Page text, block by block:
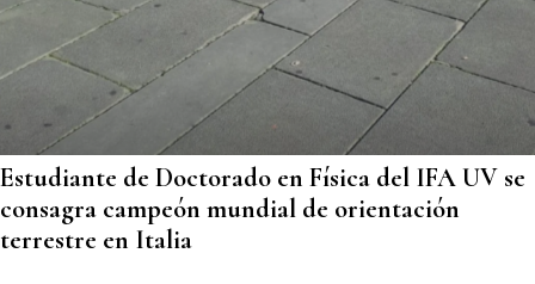
Estudiante de Doctorado en Física del IFA UV se
consagra campeón mundial de orientación
terrestre en Italia